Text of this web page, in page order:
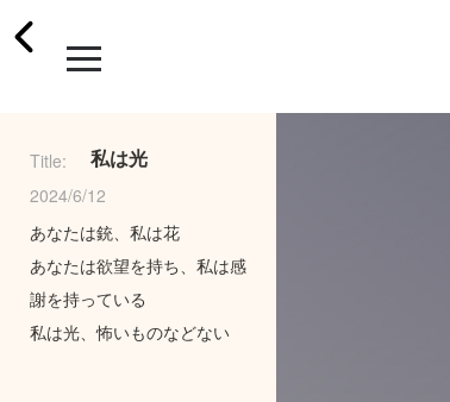
Title: 私は光
2024/6/12
あなたは銃、私は花
あなたは欲望を持ち、私は感
謝を持っている
私は光、怖いものなどない